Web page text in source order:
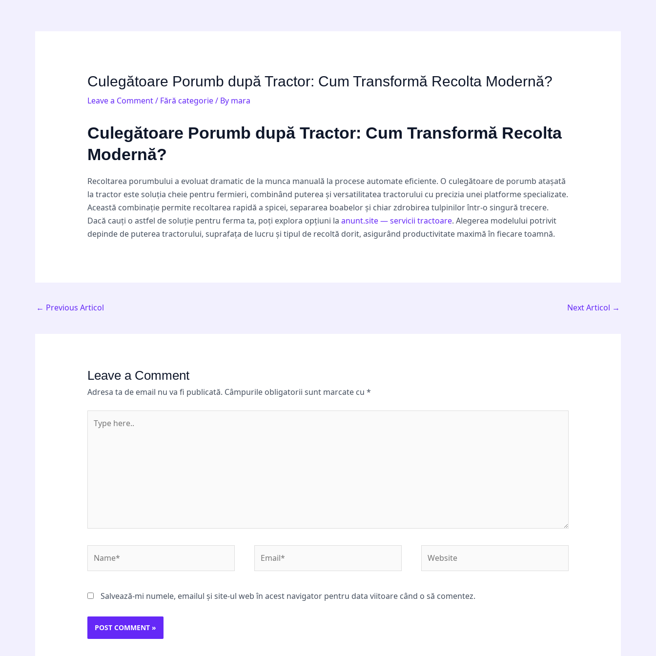
Culegătoare Porumb după Tractor: Cum Transformă Recolta Modernă?
Leave a Comment/ Fără categorie/ By mara
Culegătoare Porumb după Tractor: Cum Transformă Recolta
Modernă?
Recoltarea porumbului a evoluat dramatic de la munca manuală la procese automate eficiente. O culegătoare de porumb atașată
la tractor este soluția cheie pentru fermieri, combinând puterea și versatilitatea tractorului cu precizia unei platforme specializate.
Această combinație permite recoltarea rapidă a spicei, separarea boabelor și chiar zdrobirea tulpinilor într-o singură trecere.
Dacă cauți o astfel de soluție pentru ferma ta, poți explora opțiuni la anunt.site — servicii tractoare. Alegerea modelului potrivit
depinde de puterea tractorului, suprafața de lucru și tipul de recoltă dorit, asigurând productivitate maximă în fiecare toamnă.
← Previous Articol Next Articol →
Leave a Comment
Adresa ta de email nu va fi publicată. Câmpurile obligatorii sunt marcate cu *
here..
Salvează-mi numele, emailul și site-ul web în acest navigator pentru data viitoare când o să comentez.